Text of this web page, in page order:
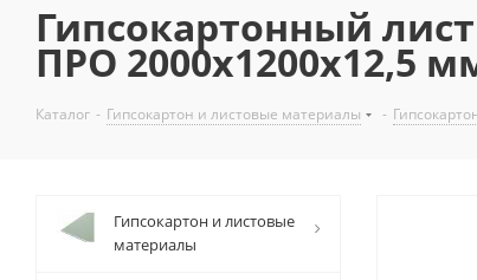
Гипсокартонный
ПРО 2000х1200х12,5
Каталог - Гипсокартон и листовые материалы -
Гипсокартон и листовые
материалы